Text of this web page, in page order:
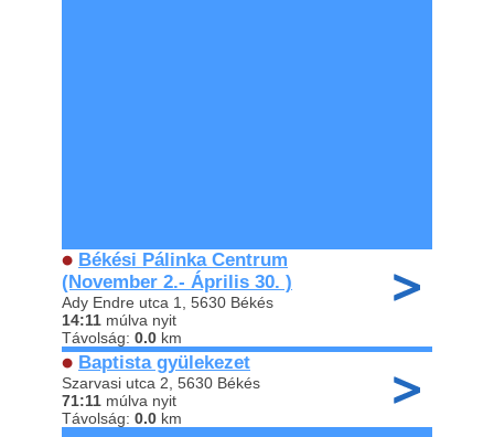
Békési Pálinka Centrum
(November 2.- Április 30. )
Ady Endre utca 1, 5630 Békés
14:11 múlva nyit
Távolság: 0.0 km
Baptista gyülekezet
Szarvasi utca 2, 5630 Békés
71:11 múlva nyit
Távolság: 0.0 km